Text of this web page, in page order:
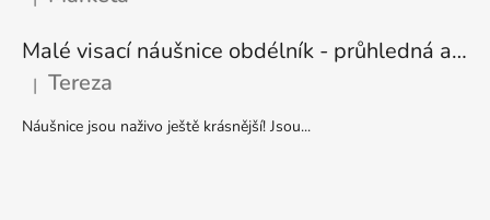
Hodnocení produktu je 5 z 5 hvězdiček.
Malé visací náušnice obdélník - průhledná a stříbrná
Hodnocení produktu je 5 z 5 hvězdiček.
| Tereza
Náušnice jsou naživo ještě krásnější! Jsou...